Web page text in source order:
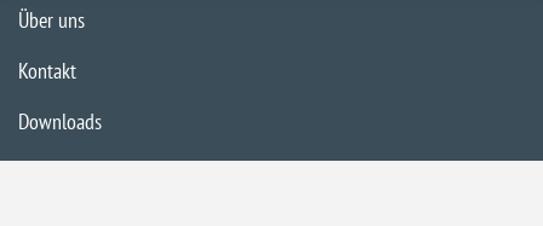
Über uns
Kontakt
Downloads